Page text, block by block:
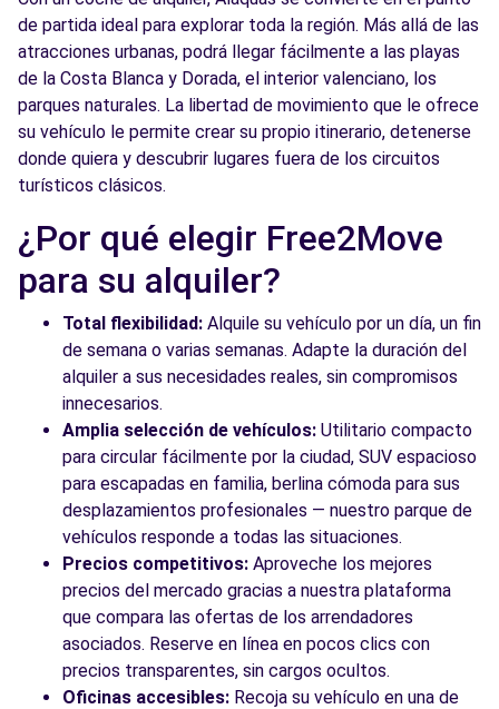
Free2Move Rent - VARA DE QUART -
Valencia (O)
4.8
c/ Archiduque Carlos, 90
Valencia, 46014
Ver agencia
Valencia (C)
km
FONTANARES, 33
Valencia, 46014
Ver agencia
Ver todas las agencias
de partida ideal para explorar toda la región. Más allá de las
atracciones urbanas, podrá llegar fácilmente a las playas
de la Costa Blanca y Dorada, el interior valenciano, los
parques naturales. La libertad de movimiento que le ofrece
su vehículo le permite crear su propio itinerario, detenerse
donde quiera y descubrir lugares fuera de los circuitos
turísticos clásicos.
¿Por qué elegir Free2Move
para su alquiler?
Total flexibilidad: Alquile su vehículo por un día, un fin
de semana o varias semanas. Adapte la duración del
alquiler a sus necesidades reales, sin compromisos
innecesarios.
Amplia selección de vehículos: Utilitario compacto
para circular fácilmente por la ciudad, SUV espacioso
para escapadas en familia, berlina cómoda para sus
desplazamientos profesionales — nuestro parque de
vehículos responde a todas las situaciones.
Precios competitivos: Aproveche los mejores
precios del mercado gracias a nuestra plataforma
que compara las ofertas de los arrendadores
asociados. Reserve en línea en pocos clics con
precios transparentes, sin cargos ocultos.
Oficinas accesibles: Recoja su vehículo en una de